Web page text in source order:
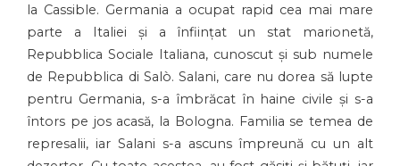
la Cassible. Germania a ocupat rapid cea mai mare
parte a Italiei și a înființat un stat marionetă,
Repubblica Sociale Italiana, cunoscut și sub numele
de Repubblica di Salò. Salani, care nu dorea să lupte
pentru Germania, s-a îmbrăcat în haine civile și s-a
întors pe jos acasă, la Bologna. Familia se temea de
represalii, iar Salani s-a ascuns împreună cu un alt